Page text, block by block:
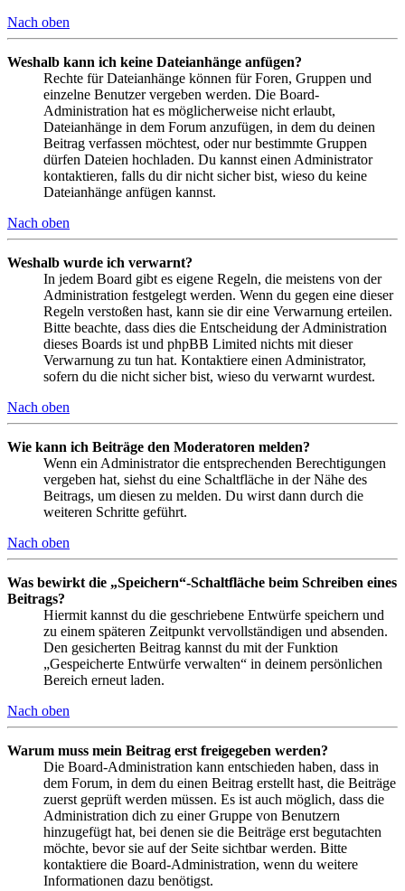
Nach oben
Weshalb kann ich keine Dateianhänge anfügen?
Rechte für Dateianhänge können für Foren, Gruppen und
einzelne Benutzer vergeben werden. Die Board-
Administration hat es möglicherweise nicht erlaubt,
Dateianhänge in dem Forum anzufügen, in dem du deinen
Beitrag verfassen möchtest, oder nur bestimmte Gruppen
dürfen Dateien hochladen. Du kannst einen Administrator
kontaktieren, falls du dir nicht sicher bist, wieso du keine
Dateianhänge anfügen kannst.
Nach oben
Weshalb wurde ich verwarnt?
In jedem Board gibt es eigene Regeln, die meistens von der
Administration festgelegt werden. Wenn du gegen eine dieser
Regeln verstoßen hast, kann sie dir eine Verwarnung erteilen.
Bitte beachte, dass dies die Entscheidung der Administration
dieses Boards ist und phpBB Limited nichts mit dieser
Verwarnung zu tun hat. Kontaktiere einen Administrator,
sofern du die nicht sicher bist, wieso du verwarnt wurdest.
Nach oben
Wie kann ich Beiträge den Moderatoren melden?
Wenn ein Administrator die entsprechenden Berechtigungen
vergeben hat, siehst du eine Schaltfläche in der Nähe des
Beitrags, um diesen zu melden. Du wirst dann durch die
weiteren Schritte geführt.
Nach oben
Was bewirkt die „Speichern“-Schaltfläche beim Schreiben eines
Beitrags?
Hiermit kannst du die geschriebene Entwürfe speichern und
zu einem späteren Zeitpunkt vervollständigen und absenden.
Den gesicherten Beitrag kannst du mit der Funktion
„Gespeicherte Entwürfe verwalten“ in deinem persönlichen
Bereich erneut laden.
Nach oben
Warum muss mein Beitrag erst freigegeben werden?
Die Board-Administration kann entschieden haben, dass in
dem Forum, in dem du einen Beitrag erstellt hast, die Beiträge
zuerst geprüft werden müssen. Es ist auch möglich, dass die
Administration dich zu einer Gruppe von Benutzern
hinzugefügt hat, bei denen sie die Beiträge erst begutachten
möchte, bevor sie auf der Seite sichtbar werden. Bitte
kontaktiere die Board-Administration, wenn du weitere
Informationen dazu benötigst.